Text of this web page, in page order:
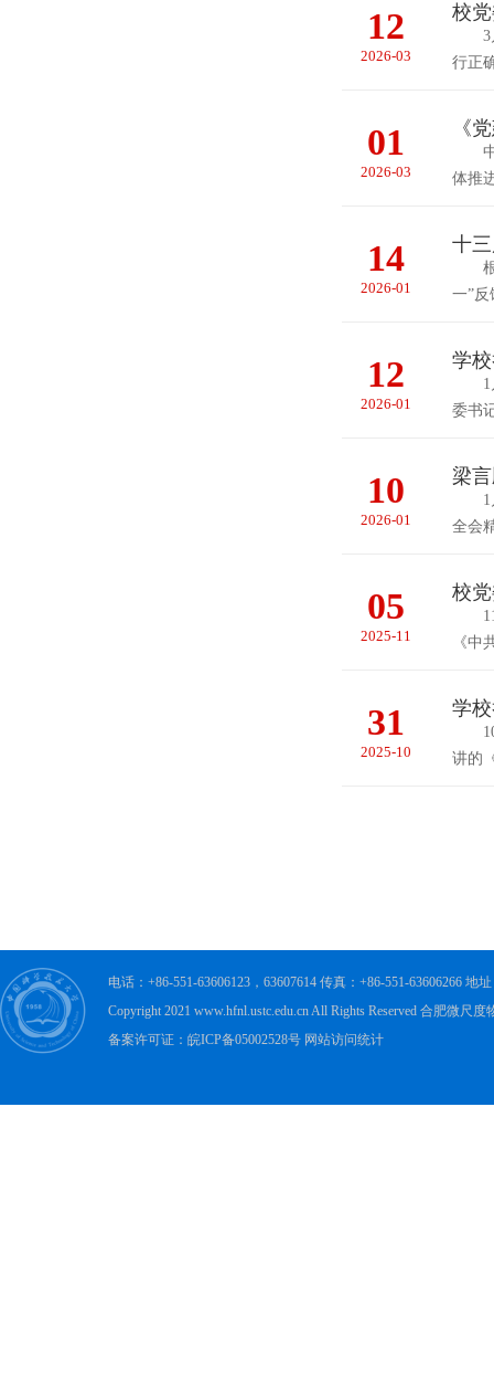
12
2026-03
校
3月
行正
01
2026-03
《
中
体推
14
2026-01
十
根
一”
12
2026-01
学
1月
委书
10
2026-01
梁
1月
全会
05
2025-11
校
11
《中
31
2025-10
学
10
讲的
电话：+86-551-63606123，63607614 传真：+86-551-63606266 地
Copyright 2021 www.hfnl.ustc.edu.cn All Rights Reserved 合肥微尺
备案许可证：皖ICP备05002528号 网站访问统计